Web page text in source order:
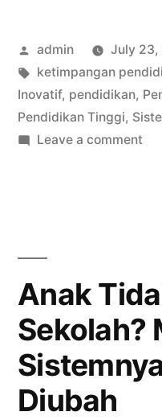
Posted
by
admin July 23,
Tags:
ketimpangan
Inovatif, pendidikan,
Pendidikan Tinggi,
Leave a commenton
Anak
Sekolah?
Diubah